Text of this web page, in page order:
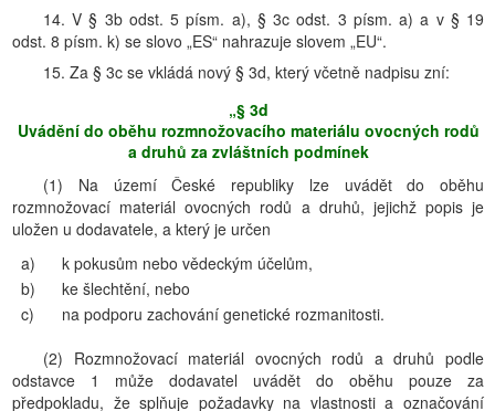
14. V § 3b odst. 5 písm. a), § 3c odst. 3 písm. a) a v § 19
odst. 8 písm. k) se slovo „ES“ nahrazuje slovem „EU“.
15. Za § 3c se vkládá nový § 3d, který včetně nadpisu zní:
„§ 3d
Uvádění do oběhu rozmnožovacího materiálu ovocných rodů
a druhů za zvláštních podmínek
(1) Na území České republiky lze uvádět do oběhu
rozmnožovací materiál ovocných rodů a druhů, jejichž popis je
uložen u dodavatele, a který je určen
a)
k pokusům nebo vědeckým účelům,
b)
ke šlechtění, nebo
c)
na podporu zachování genetické rozmanitosti.
(2) Rozmnožovací materiál ovocných rodů a druhů podle
odstavce 1 může dodavatel uvádět do oběhu pouze za
předpokladu, že splňuje požadavky na vlastnosti a označování